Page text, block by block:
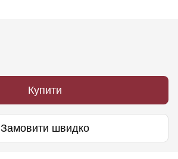
Купити
Замовити швидко